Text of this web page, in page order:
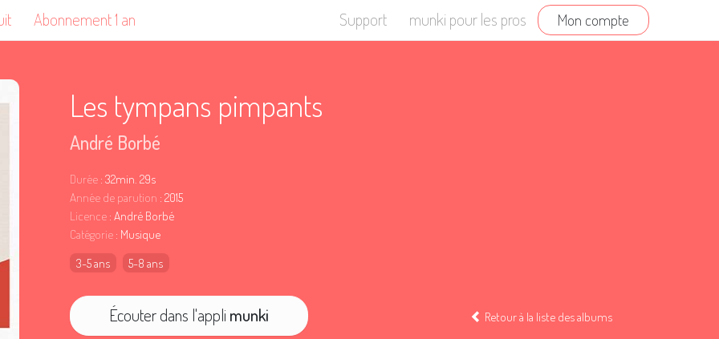
Abonnement 1 an Support munki pour les pros Mon compte
Les tympans pimpants
André Borbé
Durée : 32min. 29s
Année de parution : 2015
Licence : André Borbé
Catégorie : Musique
3-5 ans
5-8 ans
Écouter dans l'appli munki Retour à la liste des albums